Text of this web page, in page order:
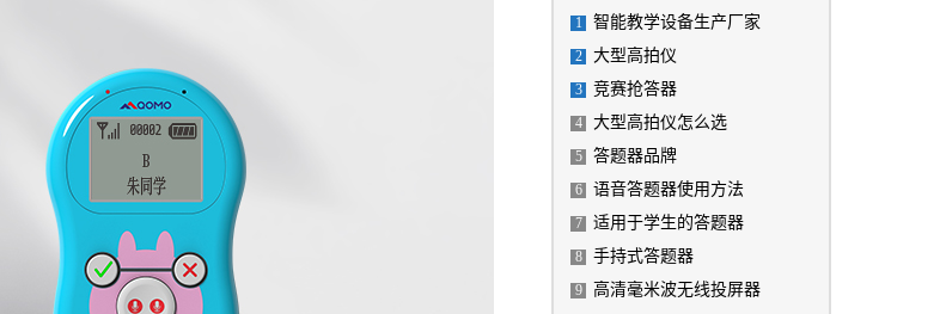
1 智能教学设备生产厂家
2 大型高拍仪
3 竞赛抢答器
4 大型高拍仪怎么选
5 答题器品牌
6 语音答题器使用方法
7 适用于学生的答题器
8 手持式答题器
9 高清毫米波无线投屏器